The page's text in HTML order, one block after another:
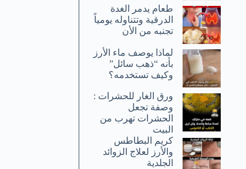
طعام يدمر الغدة
الدرقية وتتناوله يومياً
تجنبه من الأن
لماذا يوصف ماء الأرز
بأنه “ذهب سائل”
وكيف تستخدمه؟
ورق الغار للحشرات :
وصفة تجعل
الحشرات تهرب من
البيت
كريم البطاطس
والأرز لعلاج الزوائد
الجلدية